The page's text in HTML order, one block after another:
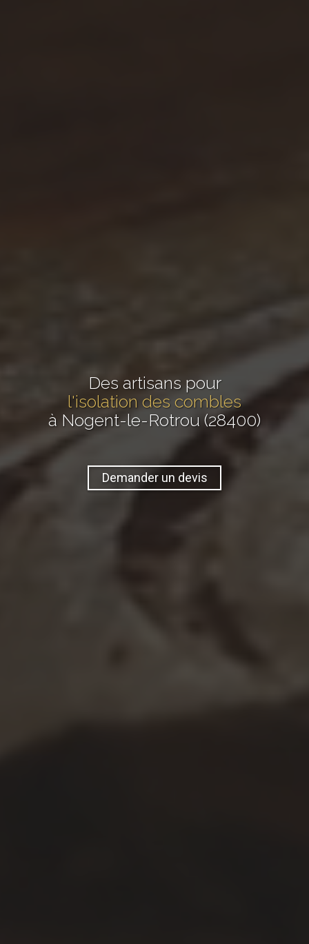
Des artisans pour
l'isolation des combles
à Nogent-le-Rotrou (28400)
Demander un devis